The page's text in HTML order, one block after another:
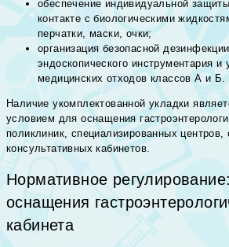
обеспечение индивидуальной
контакте с биологическими
перчатки, маски, очки;
организация безопасной
эндоскопического инструментария и
медицинских отходов классов А и Б.
Наличие укомплектованной укладки
условием для оснащения
поликлиник, специализированных центров,
консультативных кабинетов.
Нормативное
оснащения
кабинета